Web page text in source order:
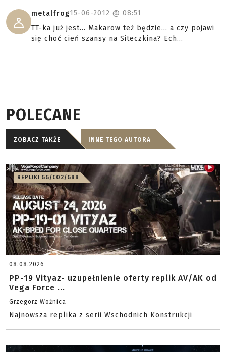
metalfrog15-06-2012 @ 08:51
TT-ka już jest... Makarow też będzie... a czy pojawi
się choć cień szansy na Siteczkina? Ech...
POLECANE
ZOBACZ TAKŻE INNE TEGO AUTORA
REPLIKI GG/CO2/GBB
08.08.2026
PP-19 Vityaz- uzupełnienie oferty replik AV/AK od
Vega Force ...
Grzegorz Woźnica
Najnowsza replika z serii Wschodnich Konstrukcji